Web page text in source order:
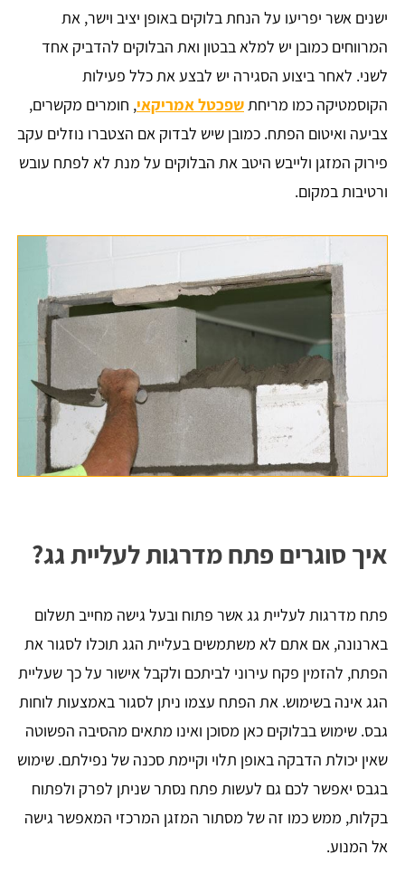
ישנים אשר יפריעו על הנחת בלוקים באופן יציב וישר, את
המרווחים כמובן יש למלא בבטון ואת הבלוקים להדביק אחד
לשני. לאחר ביצוע הסגירה יש לבצע את כלל פעילות
הקוסמטיקה כמו מריחתשפכטל אמריקאי, חומרים מקשרים,
צביעה ואיטום הפתח. כמובן שיש לבדוק אם הצטברו נוזלים עקב
פירוק המזגן ולייבש היטב את הבלוקים על מנת לא לפתח עובש
ורטיבות במקום.
איך סוגרים פתח מדרגות לעליית גג?
פתח מדרגות לעליית גג אשר פתוח ובעל גישה מחייב תשלום
בארנונה, אם אתם לא משתמשים בעליית הגג תוכלו לסגור את
הפתח, להזמין פקח עירוני לביתכם ולקבל אישור על כך שעליית
הגג אינה בשימוש. את הפתח עצמו ניתן לסגור באמצעות לוחות
גבס. שימוש בבלוקים כאן מסוכן ואינו מתאים מהסיבה הפשוטה
שאין יכולת הדבקה באופן תלוי וקיימת סכנה של נפילתם. שימוש
בגבס יאפשר לכם גם לעשות פתח נסתר שניתן לפרק ולפתוח
בקלות, ממש כמו זה של מסתור המזגן המרכזי המאפשר גישה
אל המנוע.